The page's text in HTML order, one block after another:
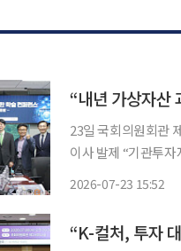
“내년 가상자산
23일 국회의원회관
이사 발제 “기관투
2026-07-23 15:52
“K-컬처, 투자